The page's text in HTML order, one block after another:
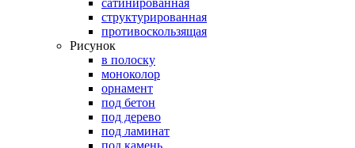
сатинированная
структурированная
противоскользящая
Рисунок
в полоску
моноколор
орнамент
под бетон
под дерево
под ламинат
под камень